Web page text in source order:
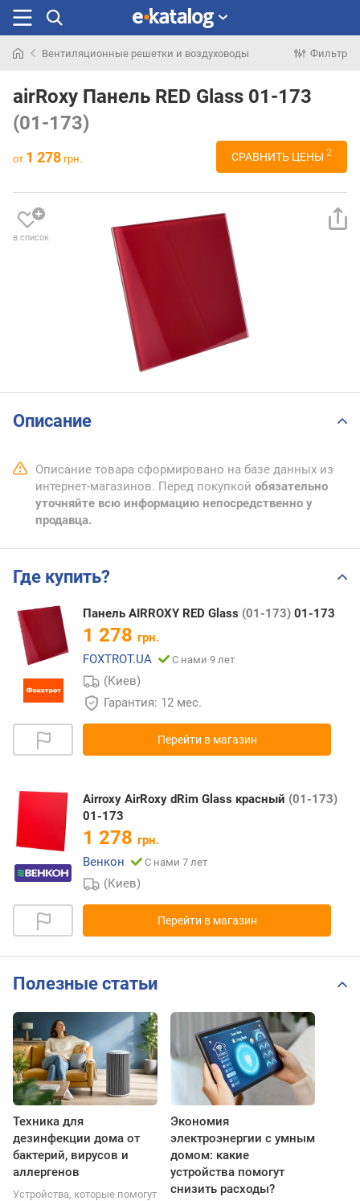
раньше
Вентиляционные решетки и воздуховоды Фильтр
airRoxy Панель RED Glass 01-173
(01-173)
от 1 278 грн. СРАВНИТЬ ЦЕНЫ 2
в список
Описание
Описание товара сформировано на базе данных из
интернет-магазинов. Перед покупкой обязательно
уточняйте всю информацию непосредственно у
продавца.
Где купить?
Панель AIRROXY RED Glass (01-173) 01-173
1 278 грн.
FOXTROT.UA
С нами 9 лет
(Киев)
Гарантия: 12 мес.
Перейти в магазин
Airroxy AirRoxy dRim Glass красный (01-173)
01-173
1 278 грн.
Венкон
С нами 7 лет
(Киев)
Перейти в магазин
Полезные статьи
Техника для
дезинфекции дома от
бактерий, вирусов и
аллергенов
Устройства, которые помогут
Экономия
электроэнергии с умным
домом: какие
устройства помогут
снизить расходы?